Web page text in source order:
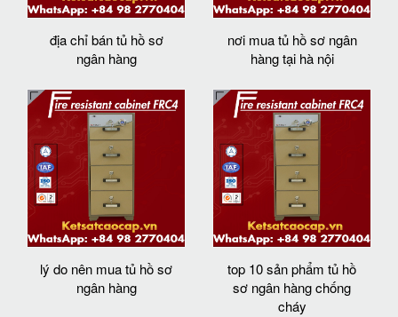
địa chỉ bán tủ hồ sơ
ngân hàng
nơi mua tủ hồ sơ ngân
hàng tại hà nội
lý do nên mua tủ hồ sơ
ngân hàng
top 10 sản phẩm tủ hồ
sơ ngân hàng chống
cháy